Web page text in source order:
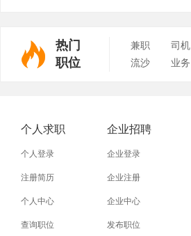
热门
职位
兼职 司机
流沙
业务
个人求职
个人登录
注册简历
个人中心
查询职位
企业招聘
企业登录
企业注册
企业中心
发布职位